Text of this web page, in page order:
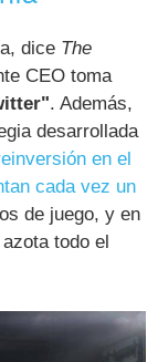
dice The
CEO toma
. Además,
desarrollada
en el
cada vez un
de juego, y en
todo el